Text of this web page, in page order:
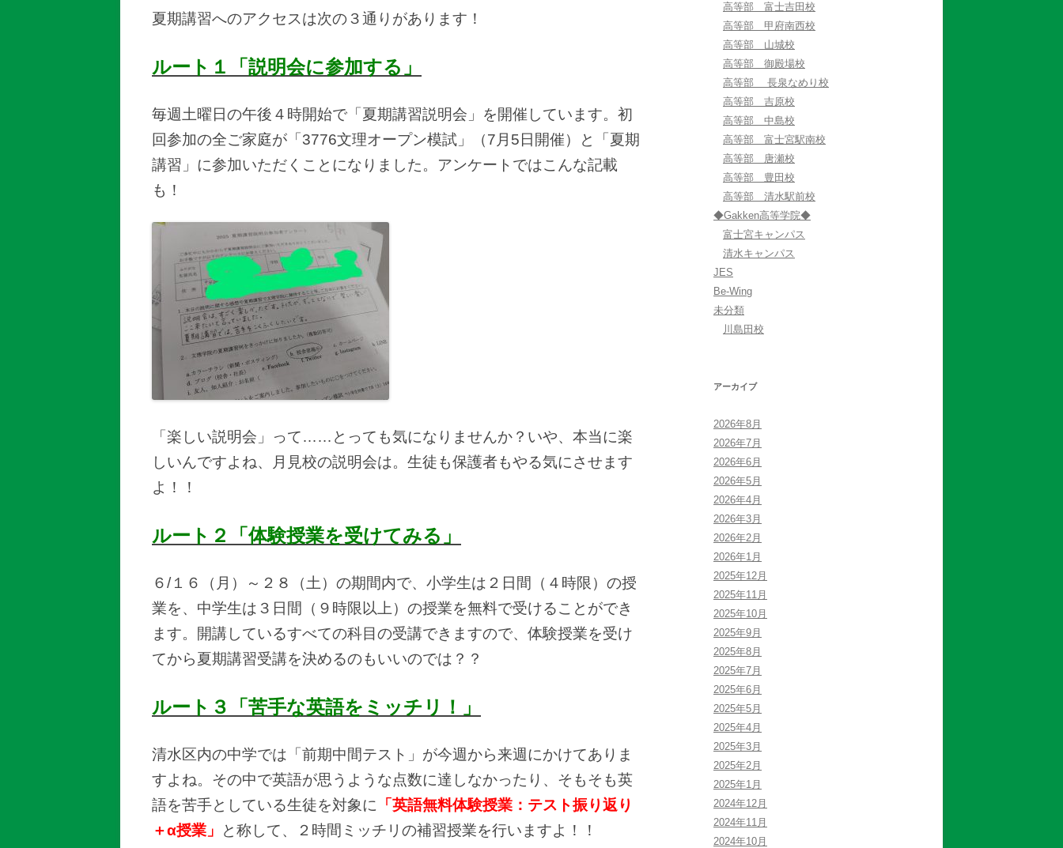
夏期講習へのアクセスは次の３通りがあります！
ルート１「説明会に参加する」
毎週土曜日の午後４時開始で「夏期講習説明会」を開催しています。初
回参加の全ご家庭が「3776文理オープン模試」（7月5日開催）と「夏期
講習」に参加いただくことになりました。アンケートではこんな記載
も！
「楽しい説明会」って……とっても気になりませんか？いや、本当に楽
しいんですよね、月見校の説明会は。生徒も保護者もやる気にさせます
よ！！
ルート２「体験授業を受けてみる」
６/１６（月）～２８（土）の期間内で、小学生は２日間（４時限）の授
業を、中学生は３日間（９時限以上）の授業を無料で受けることができ
ます。開講しているすべての科目の受講できますので、体験授業を受け
てから夏期講習受講を決めるのもいいのでは？？
ルート３「苦手な英語をミッチリ！」
清水区内の中学では「前期中間テスト」が今週から来週にかけてありま
すよね。その中で英語が思うような点数に達しなかったり、そもそも英
語を苦手としている生徒を対象に 「英語無料体験授業：テスト振り返り
＋α授業」
と称して、２時間ミッチリの補習授業を行いますよ！！
高等部 富士吉田校
高等部 甲府南西校
高等部 山城校
高等部 御殿場校
高等部 長泉なめり校
高等部 吉原校
高等部 中島校
高等部 富士宮駅南校
高等部 唐瀬校
高等部 豊田校
高等部 清水駅前校
◆Gakken高等学院◆
富士宮キャンパス
清水キャンパス
JES
Be-Wing
未分類
川島田校
アーカイブ
2026年8月
2026年7月
2026年6月
2026年5月
2026年4月
2026年3月
2026年2月
2026年1月
2025年12月
2025年11月
2025年10月
2025年9月
2025年8月
2025年7月
2025年6月
2025年5月
2025年4月
2025年3月
2025年2月
2025年1月
2024年12月
2024年11月
2024年10月